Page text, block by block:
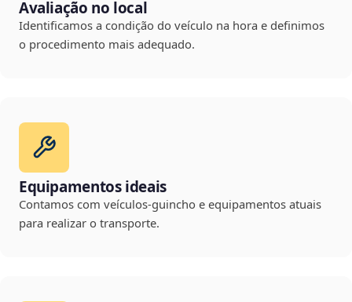
Avaliação no local
Identificamos a condição do veículo na hora e definimos
o procedimento mais adequado.
Equipamentos ideais
Contamos com veículos-guincho e equipamentos atuais
para realizar o transporte.